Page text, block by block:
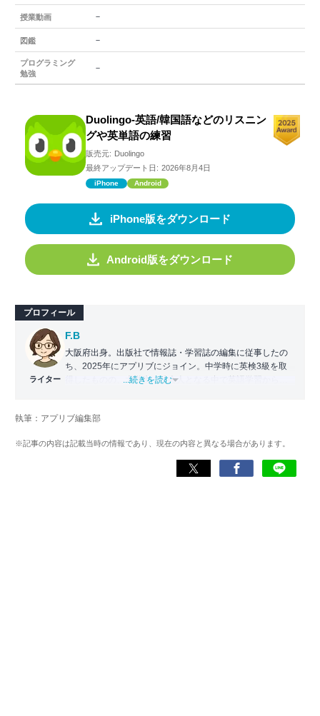
授業動画 －
図鑑 －
プログラミング
勉強
－
Duolingo-英語/韓国語などのリスニン
グや英単語の練習
販売元: Duolingo
最終アップデート日: 2026年8月4日
iPhone Android
iPhone版をダウンロード
Android版をダウンロード
プロフィール
ライター
F.B
大阪府出身。出版社で情報誌・学習誌の編集に従事したの
ち、2025年にアプリブにジョイン。中学時に英検3級を取
得したものの、大学生・社会人となる中で英語学習から遠
り添える記事を目指している。
...続きを読む
執筆：アプリブ編集部
※記事の内容は記載当時の情報であり、現在の内容と異なる場合があります。